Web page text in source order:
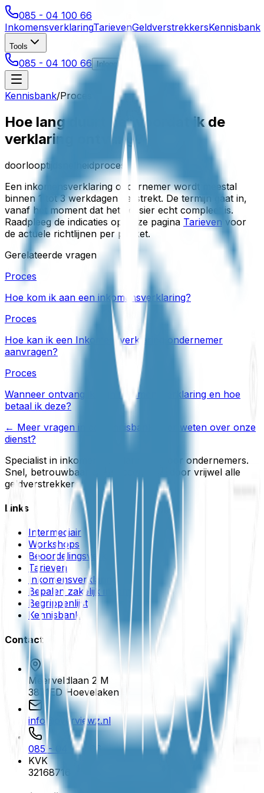
085 - 04 100 66
InkomensverklaringTarievenGeldverstrekkersKennisbank
Tools
085 - 04 100 66 Inloggen
Kennisbank/Proces
Hoe lang duurt het voordat ik de
verklaring ontvang?
doorlooptijd snelheidproces
Een inkomensverklaring ondernemer wordt meestal
binnen 1 tot 3 werkdagen verstrekt. De termijn gaat in,
vanaf het moment dat het dossier echt compleet is.
Raadpleeg de indicaties op onze pagina Tarieven voor
de actuele richtlijnen per pakket.
Gerelateerde vragen
Proces
Hoe kom ik aan een inkomensverklaring?
Proces
Hoe kan ik een Inkomensverklaring ondernemer
aanvragen?
Proces
Wanneer ontvang ik mijn inkomensverklaring en hoe
betaal ik deze?
← Meer vragen in de kennisbank
Meer weten over onze
dienst?
Specialist in inkomensverklaringen voor ondernemers.
Snel, betrouwbaar en geaccepteerd door vrijwel alle
geldverstrekkers.
Links
Intermediair
Workshops
Beoordelingsverklaring
Tarieven
Inkomensverklaring
Bepalen zakelijk inkomen
Begrippenlijst
Kennisbank
Contact
Meerveldlaan 2 M
3871ED Hoevelaken
info@overviewz.nl
085 - 04 100 66
KVK
32168716